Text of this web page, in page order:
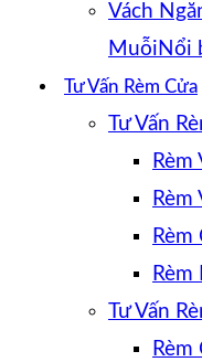
Vách
Muỗi
Tư Vấn Rèm Cửa
Tư Vấn
Rèm
Rèm
Rèm
Rèm
Tư Vấn
Rèm